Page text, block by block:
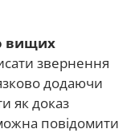
вищих
звернення
додаючи
як доказ
повідомити